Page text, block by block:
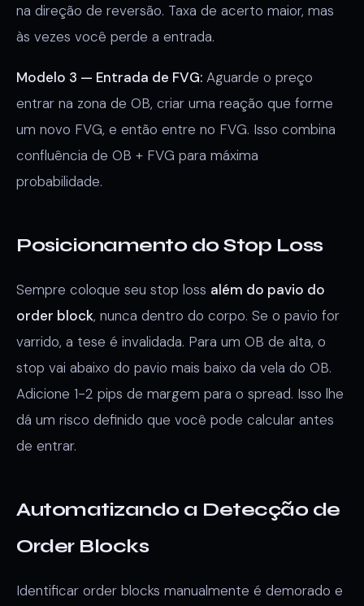
na direção de reversão. Taxa de acerto maior, mas
às vezes você perde a entrada.
Modelo 3 — Entrada de FVG: Aguarde o preço
entrar na zona de OB, criar uma reação que forme
um novo FVG, e então entre no FVG. Isso combina
confluência de OB + FVG para máxima
probabilidade.
Posicionamento do Stop Loss
Sempre coloque seu stop loss além do pavio do
order block, nunca dentro do corpo. Se o pavio for
varrido, a tese é invalidada. Para um OB de alta, o
stop vai abaixo do pavio mais baixo da vela do OB.
Adicione 1-2 pips de margem para o spread. Isso lhe
dá um risco definido que você pode calcular antes
de entrar.
Automatizando a Detecção de
Order Blocks
Identificar order blocks manualmente é demorado e